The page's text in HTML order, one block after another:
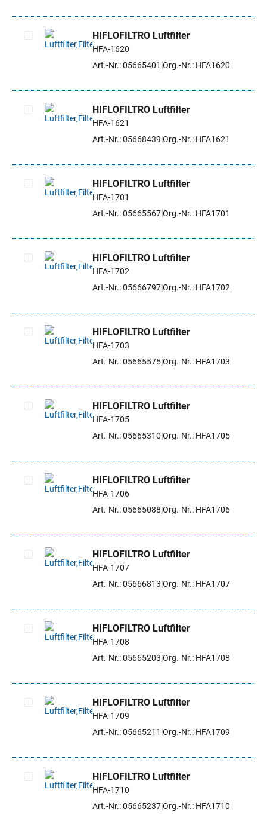
Artikel auswählen
HIFLOFILTRO Luftfilter
HFA-1620
Art.-Nr.: 05665401 Org.-Nr.: HFA1620
Artikel auswählen
HIFLOFILTRO Luftfilter
HFA-1621
Art.-Nr.: 05668439 Org.-Nr.: HFA1621
Artikel auswählen
HIFLOFILTRO Luftfilter
HFA-1701
Art.-Nr.: 05665567Org.-Nr.: HFA1701
Artikel auswählen
HIFLOFILTRO Luftfilter
HFA-1702
Art.-Nr.: 05666797Org.-Nr.: HFA1702
Artikel auswählen
HIFLOFILTRO Luftfilter
HFA-1703
Art.-Nr.: 05665575Org.-Nr.: HFA1703
Artikel auswählen
HIFLOFILTRO Luftfilter
HFA-1705
Art.-Nr.: 05665310 Org.-Nr.: HFA1705
Artikel auswählen
HIFLOFILTRO Luftfilter
HFA-1706
Art.-Nr.: 05665088 Org.-Nr.: HFA1706
Artikel auswählen
HIFLOFILTRO Luftfilter
HFA-1707
Art.-Nr.: 05666813 Org.-Nr.: HFA1707
Artikel auswählen
HIFLOFILTRO Luftfilter
HFA-1708
Art.-Nr.: 05665203 Org.-Nr.: HFA1708
Artikel auswählen
HIFLOFILTRO Luftfilter
HFA-1709
Art.-Nr.: 05665211 Org.-Nr.: HFA1709
Artikel auswählen
HIFLOFILTRO Luftfilter
HFA-1710
Art.-Nr.: 05665237Org.-Nr.: HFA1710